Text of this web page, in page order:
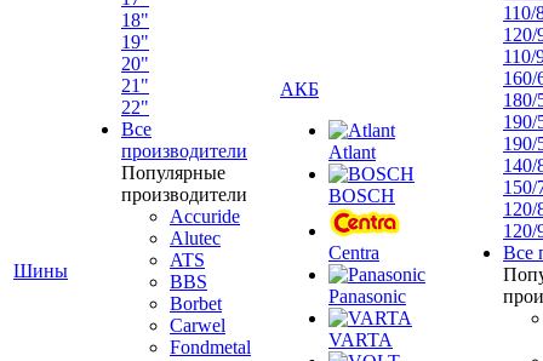
Шины
18"
19"
20"
21"
22"
Все
производители
Популярные
производители
Accuride
Alutec
ATS
BBS
Borbet
Carwel
Fondmetal
АКБ
Atlant
BOSCH
Centra
Panasonic
VARTA
110/
120/
110/
160/
180/
190/
190/
140/
150/
120/
120/
Все